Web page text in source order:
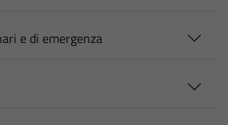
e di emergenza